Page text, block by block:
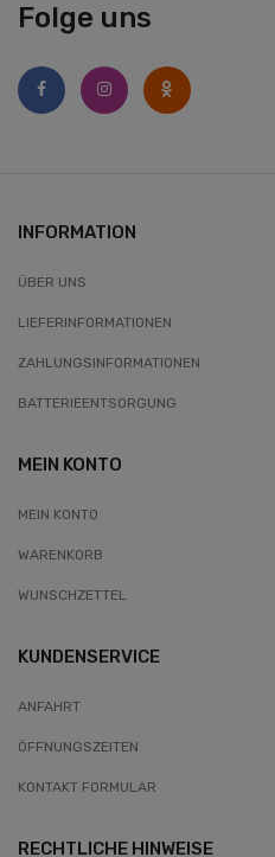
Folge uns
INFORMATION
ÜBER UNS
LIEFERINFORMATIONEN
ZAHLUNGSINFORMATIONEN
BATTERIEENTSORGUNG
MEIN KONTO
MEIN KONTO
WARENKORB
WUNSCHZETTEL
KUNDENSERVICE
ANFAHRT
ÖFFNUNGSZEITEN
KONTAKT FORMULAR
RECHTLICHE HINWEISE